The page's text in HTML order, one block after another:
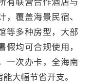
覆盖海景民宿、
等多种房型，大部
均可合规使用，
一次办卡，全海南
大幅节省开支。